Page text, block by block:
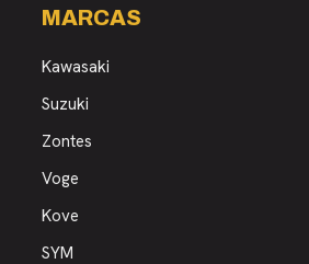
MARCAS
Kawasaki
Suzuki
Zontes
Voge
Kove
SYM